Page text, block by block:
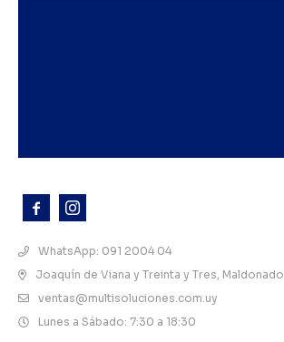
 
WhatsApp: 091 2004 04
Joaquín de Viana y Treinta y Tres, Maldonado
ventas@multisoluciones.com.uy
Lunes a Sábado: 7:30 a 18:30